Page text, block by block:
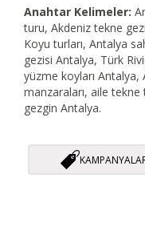
Anahtar Kelimeler:
turu, Akdeniz tekne
Koyu turları, Antalya
gezisi Antalya, Türk
yüzme koyları Antalya,
manzaraları, aile
gezgin Antalya.